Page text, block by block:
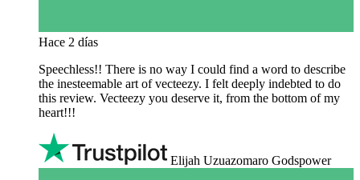
Hace 2 días
Speechless!! There is no way I could find a word to describe
the inesteemable art of vecteezy. I felt deeply indebted to do
this review. Vecteezy you deserve it, from the bottom of my
heart!!!
Elijah Uzuazomaro Godspower